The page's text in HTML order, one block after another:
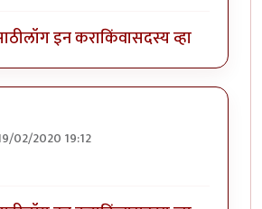
लॉग इन कराकिंवासदस्य व्हा
02/2020 19:12